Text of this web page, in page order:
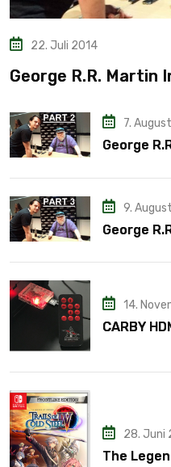
22. Juli 2014
George R.R. Martin
7.
George
9.
George
14.
CARBY
28. Juni
The